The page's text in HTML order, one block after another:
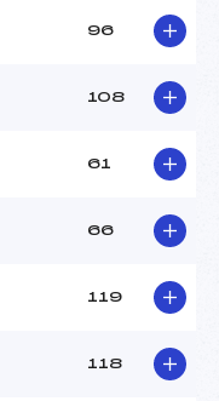
12:45
BRUNO JEAN (SA)
(SA)
96
108
61
66
119
118